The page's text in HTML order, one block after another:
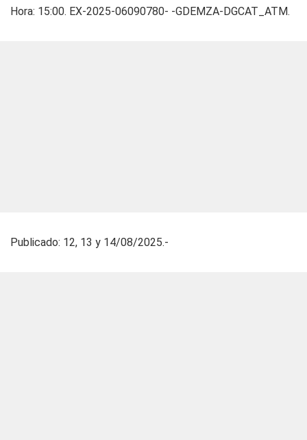
Hora: 15:00. EX-2025-06090780- -GDEMZA-DGCAT_ATM.
Publicado: 12, 13 y 14/08/2025.-